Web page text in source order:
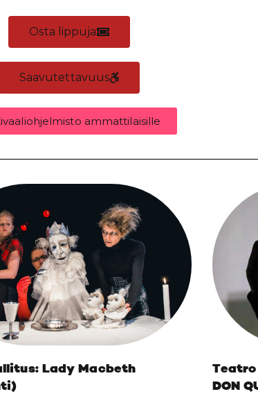
Osta lippuja
Saavutettavuus
ammattilaisille
Lady Macbeth
Teatro
DON